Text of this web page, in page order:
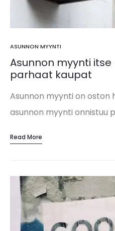
ASUNNON MYYNTI
Asunnon myynti
parhaat kaupat
Asunnon myynti on
asunnon myynti onnistuu
ryhtyneen julkkiksen tai
että päätät…
Read More